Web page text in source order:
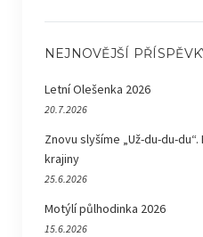
NEJNOVĚJŠÍ
Letní Olešenka 2026
20.7.2026
Znovu slyšíme „Už-du-du-
krajiny
25.6.2026
Motýlí půlhodinka 2026
15.6.2026